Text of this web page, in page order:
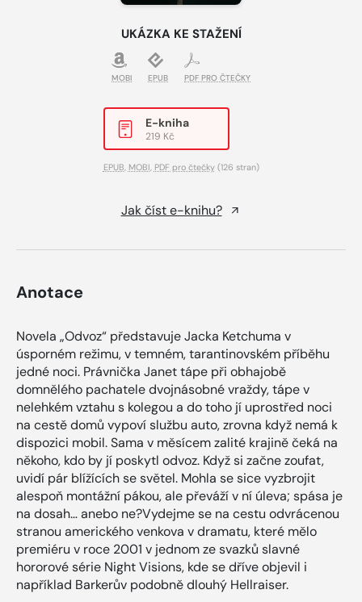
UKÁZKA KE STAŽENÍ
MOBI EPUB PDF PRO ČTEČKY
E-kniha
219 Kč
EPUB, MOBI, PDF pro čtečky(126 stran)
Jak číst e-knihu?
Anotace
Novela „Odvoz“ představuje Jacka Ketchuma v
úsporném režimu, v temném, tarantinovském příběhu
jedné noci. Právnička Janet tápe při obhajobě
domnělého pachatele dvojnásobné vraždy, tápe v
nelehkém vztahu s kolegou a do toho jí uprostřed noci
na cestě domů vypoví službu auto, zrovna když nemá k
dispozici mobil. Sama v měsícem zalité krajině čeká na
někoho, kdo by jí poskytl odvoz. Když si začne zoufat,
uvidí pár blížících se světel. Mohla se sice vyzbrojit
alespoň montážní pákou, ale převáží v ní úleva; spása je
na dosah… anebo ne?Vydejme se na cestu odvrácenou
stranou amerického venkova v dramatu, které mělo
premiéru v roce 2001 v jednom ze svazků slavné
hororové série Night Visions, kde se dříve objevil i
například Barkerův podobně dlouhý Hellraiser.